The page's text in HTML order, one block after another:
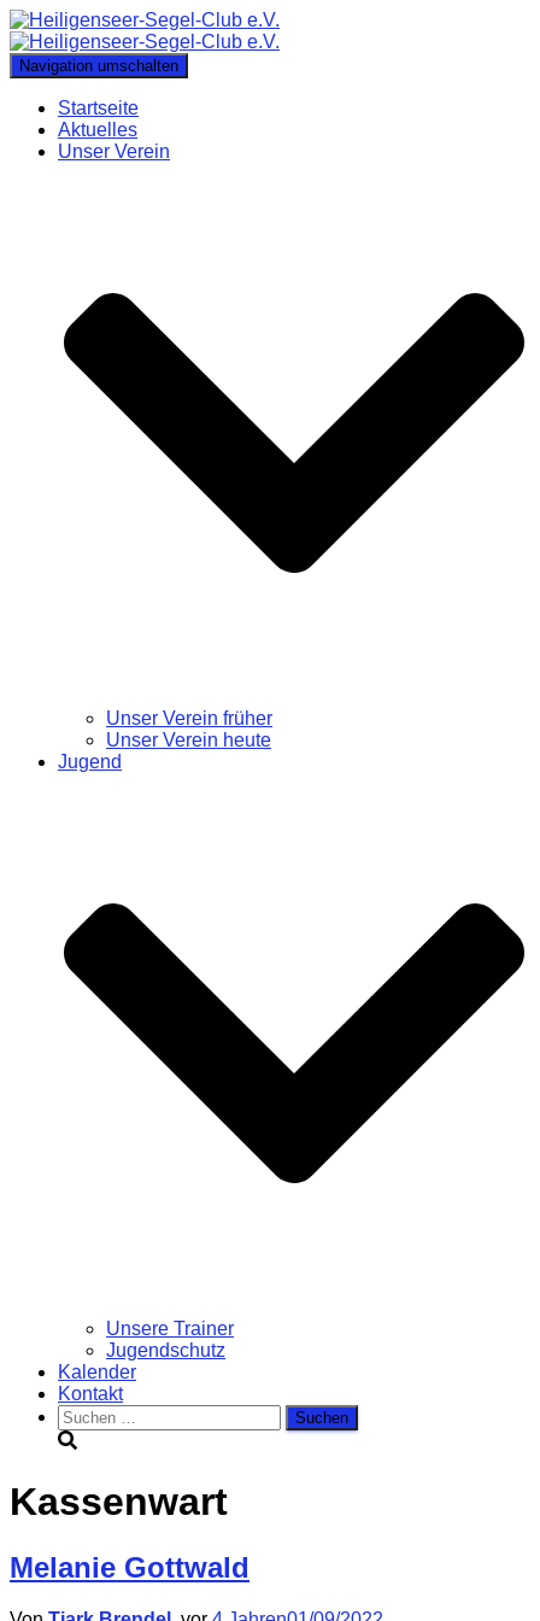
Navigation umschalten
Startseite
Aktuelles
Unser Verein
Unser Verein früher
Unser Verein heute
Jugend
Unsere Trainer
Jugendschutz
Kalender
Kontakt
Suchen
nach:
Kassenwart
Melanie Gottwald